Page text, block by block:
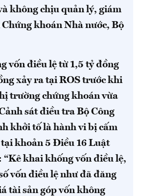
không chịu quản lý, giám
Chứng khoán Nhà nước, Bộ
vốn điều lệ từ 1,5 tỷ đồng
xảy ra tại ROS trước khi
trường chứng khoán vừa
sát điều tra Bộ Công
khởi tố là hành vi bị cấm
khoản 5 Điều 16 Luật
khai khống vốn điều lệ,
vốn điều lệ như đã đăng
tài sản góp vốn không